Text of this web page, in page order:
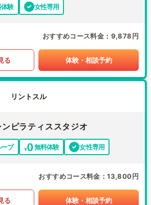
験 女性専用
おすすめコース料金 9,878円
る 体験・相談予約
リントスル
ンピラティススタジオ
プ 無料体験 女性専用
おすすめコース料金 13,800円
る 体験・相談予約